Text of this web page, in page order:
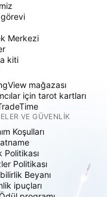
Merkezi
kiti
mağazası
için tarot kartları
VE GÜVENLIK
Koşulları
Politikası
Politikası
Beyanı
ipuçları